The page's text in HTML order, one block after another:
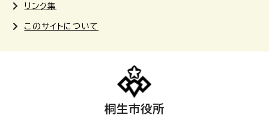
リンク集
このサイトについて
桐生市役所